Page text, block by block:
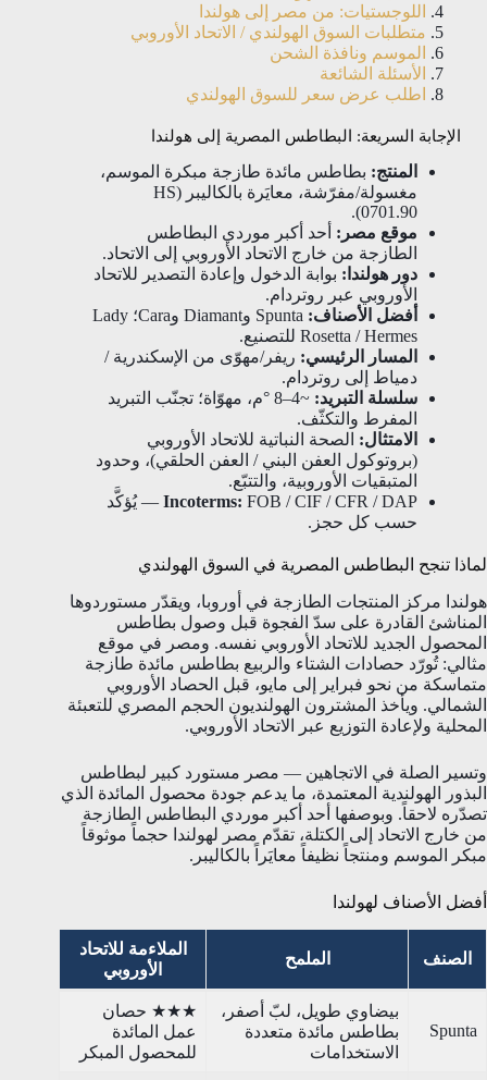
اللوجستيات: من مصر إلى هولندا
متطلبات السوق الهولندي / الاتحاد الأوروبي
الموسم ونافذة الشحن
الأسئلة الشائعة
اطلب عرض سعر للسوق الهولندي
الإجابة السريعة: البطاطس المصرية إلى هولندا
المنتج: بطاطس مائدة طازجة مبكرة الموسم،
مغسولة/مفرّشة، معايَرة بالكاليبر (HS
0701.90).
موقع مصر: أحد أكبر موردي البطاطس
الطازجة من خارج الاتحاد الأوروبي إلى الاتحاد.
دور هولندا: بوابة الدخول وإعادة التصدير للاتحاد
الأوروبي عبر روتردام.
أفضل الأصناف:
Spunta وDiamant وCara؛ Lady
Rosetta / Hermes للتصنيع.
المسار الرئيسي: ريفر/مهوّى من الإسكندرية /
دمياط إلى روتردام.
سلسلة التبريد:
~4–8 °م، مهوّاة؛ تجنّب التبريد
المفرط والتكثّف.
الامتثال: الصحة النباتية للاتحاد الأوروبي
(بروتوكول العفن البني / العفن الحلقي)، وحدود
المتبقيات الأوروبية، والتتبّع.
Incoterms: FOB / CIF / CFR / DAP — يُؤكَّد
حسب كل حجز.
لماذا تنجح البطاطس المصرية في السوق الهولندي
هولندا مركز المنتجات الطازجة في أوروبا، ويقدّر مستوردوها
المناشئ القادرة على سدّ الفجوة قبل وصول بطاطس
المحصول الجديد للاتحاد الأوروبي نفسه. ومصر في موقع
مثالي: تُورّد حصادات الشتاء والربيع بطاطس مائدة طازجة
متماسكة من نحو فبراير إلى مايو، قبل الحصاد الأوروبي
الشمالي. ويأخذ المشترون الهولنديون الحجم المصري للتعبئة
المحلية ولإعادة التوزيع عبر الاتحاد الأوروبي.
وتسير الصلة في الاتجاهين — مصر مستورد كبير لبطاطس
البذور الهولندية المعتمدة، ما يدعم جودة محصول المائدة الذي
تصدّره لاحقاً. وبوصفها أحد أكبر موردي البطاطس الطازجة
من خارج الاتحاد إلى الكتلة، تقدّم مصر لهولندا حجماً موثوقاً
مبكر الموسم ومنتجاً نظيفاً معايَراً بالكاليبر.
أفضل الأصناف لهولندا
الصنف الملمح
الملاءمة للاتحاد
الأوروبي
Spunta
بيضاوي طويل، لبّ أصفر،
بطاطس مائدة متعددة
الاستخدامات
★★★ حصان
عمل المائدة
للمحصول المبكر